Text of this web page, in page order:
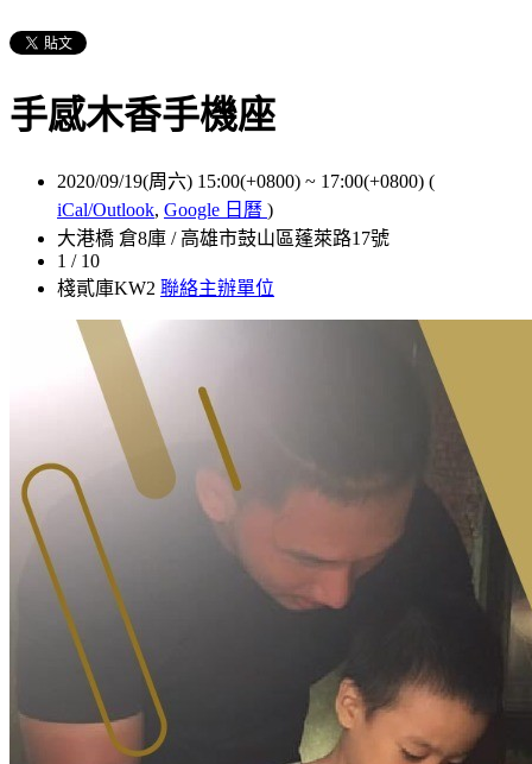
手感木香手機座
2020/09/19(周六) 15:00(+0800) ~ 17:00(+0800) (
iCal/Outlook, Google 日曆 )
大港橋 倉8庫 / 高雄市鼓山區蓬萊路17號
1 / 10
棧貳庫KW2 聯絡主辦單位